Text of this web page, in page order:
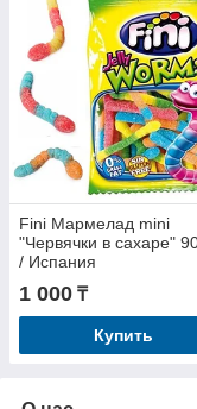
Fini Мармелад mini
"Червячки в сахаре"
/ Испания
1 000 ₸
Купить